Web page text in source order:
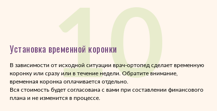
Установка временной коронки
В зависимости от исходной ситуации врач-ортопед сделает временную
коронку или сразу или в течение недели. Обратите внимание,
временная коронка оплачивается отдельно.
Вся стоимость будет согласована с вами при составлении финансового
плана и не изменится в процессе.
10